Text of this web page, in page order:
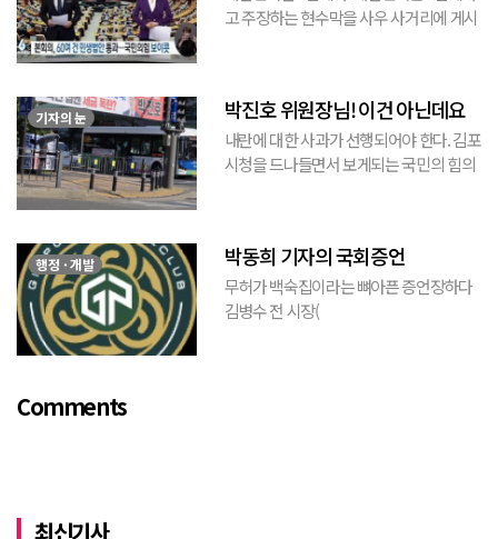
고 주장하는 현수막을 사우 사거리에 게시
민(惑...
기자의 눈 박진호 위원장님! 이건 아닌데요
내란에 대한 사과가 선행되어야 한다. 김포
시청을 드나들면서 보게되는 국민의 힘의
이 하...
행정 · 개발 박동희 기자의 국회증언
무허가 백숙집이라는 뼈아픈 증언장하다
김병수 전 시장(
Comments
최신기사